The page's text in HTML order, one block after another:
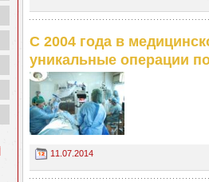
С 2004 года в
уникальные операции
11.07.2014